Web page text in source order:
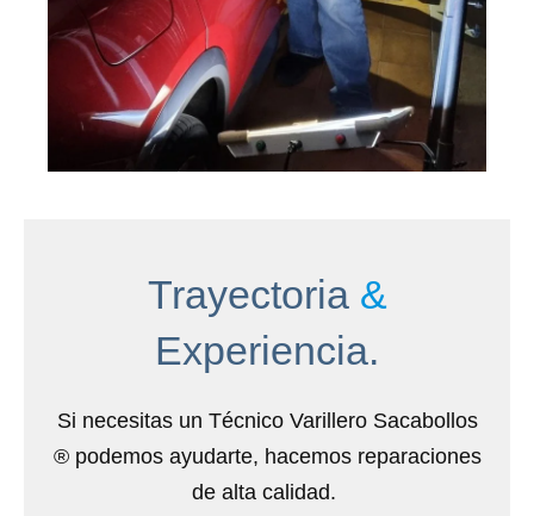
Trayectoria &
Experiencia.
Si necesitas un Técnico Varillero Sacabollos
® podemos ayudarte, hacemos reparaciones
de alta calidad.